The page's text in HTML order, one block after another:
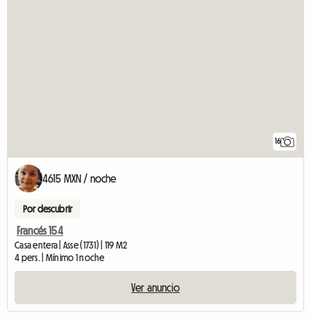
16
4615 MXN / noche
Por descubrir
Francés 154
Casa entera | Asse (1731) | 119 M2
4 pers. | Mínimo 1 noche
Ver anuncio